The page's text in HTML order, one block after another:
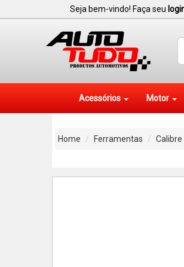
Seja bem-vindo! Faça seu
Acessórios Motor
Home Ferramentas Calibre